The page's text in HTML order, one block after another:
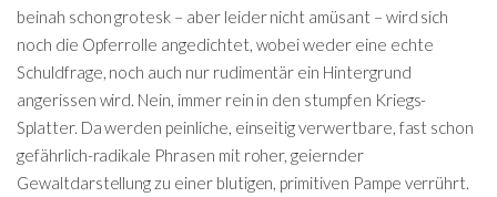
beinah schon grotesk – aber leider nicht amüsant – wird sich
noch die Opferrolle angedichtet, wobei weder eine echte
Schuldfrage, noch auch nur rudimentär ein Hintergrund
angerissen wird. Nein, immer rein in den stumpfen Kriegs-
Splatter. Da werden peinliche, einseitig verwertbare, fast schon
gefährlich-radikale Phrasen mit roher, geiernder
Gewaltdarstellung zu einer blutigen, primitiven Pampe verrührt.